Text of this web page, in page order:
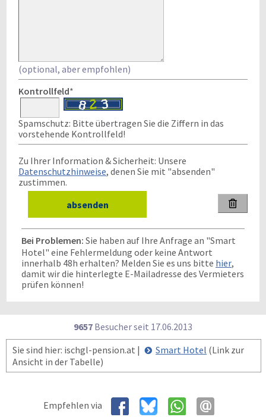
(optional, aber empfohlen)
Kontrollfeld*
Spamschutz: Bitte übertragen Sie die Ziffern in das
vorstehende Kontrollfeld!
Zu Ihrer Information & Sicherheit: Unsere
Datenschutzhinweise, denen Sie mit "absenden"
zustimmen.

Bei Problemen: Sie haben auf Ihre Anfrage an "Smart
Hotel" eine Fehlermeldung oder keine Antwort
innerhalb 48h erhalten? Melden Sie es uns bitte hier,
damit wir die hinterlegte E-Mailadresse des Vermieters
prüfen können!
9657 Besucher seit 17.06.2013
Sie sind hier: ischgl-pension.at |
Smart Hotel (Link zur
Ansicht in der Tabelle)
Empfehlen via